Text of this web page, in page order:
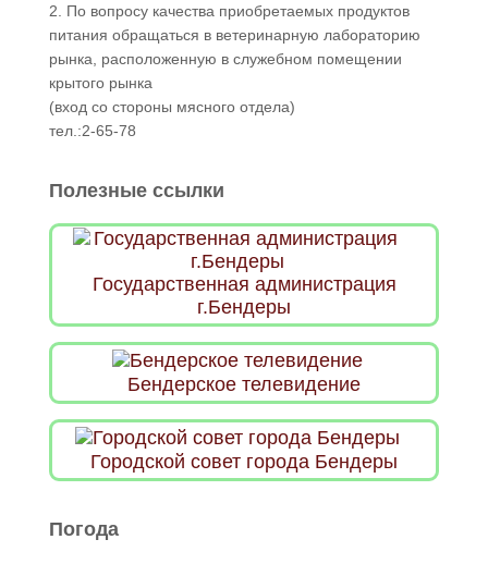
2. По вопросу качества приобретаемых продуктов
питания обращаться в ветеринарную лабораторию
рынка, расположенную в служебном помещении
крытого рынка
(вход со стороны мясного отдела)
тел.:2-65-78
Полезные ссылки
Государственная администрация
г.Бендеры
Бендерское телевидение
Городской совет города Бендеры
Погода